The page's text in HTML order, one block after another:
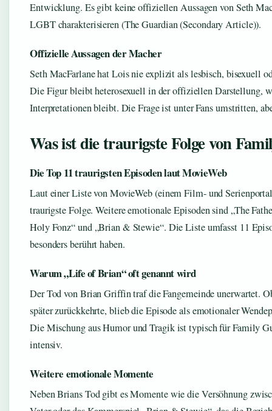
Entwicklung. Es gibt keine offiziellen Aussagen von Seth
LGBT charakterisieren (The Guardian (Secondary Article)).
Offizielle Aussagen der Macher
Seth MacFarlane hat Lois nie explizit als lesbisch, bisexuell
Die Figur bleibt heterosexuell in der offiziellen Darstellung,
Interpretationen bleibt. Die Frage ist unter Fans umstritten,
Was ist die traurigste Folge von
Die Top 11 traurigsten Episoden laut MovieWeb
Laut einer Liste von MovieWeb (einem Film- und
traurigste Folge. Weitere emotionale Episoden sind „The
Holy Fonz“ und „Brian & Stewie“. Die Liste umfasst 11
besonders berührt haben.
Warum „Life of Brian“ oft genannt wird
Der Tod von Brian Griffin traf die Fangemeinde unerwartet.
später zurückkehrte, blieb die Episode als emotionaler
Die Mischung aus Humor und Tragik ist typisch für Family
intensiv.
Weitere emotionale Momente
Neben Brians Tod gibt es Momente wie die Versöhnung